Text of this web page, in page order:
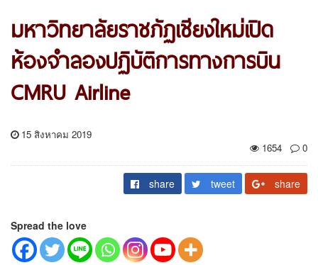
มหาวิทยาลัยราชภัฏเชียงใหม่เปิด
ห้องจำลองปฏิบัติการทางการบิน
CMRU Airline
15 สิงหาคม 2019
1654
0
share tweet share
Spread the love